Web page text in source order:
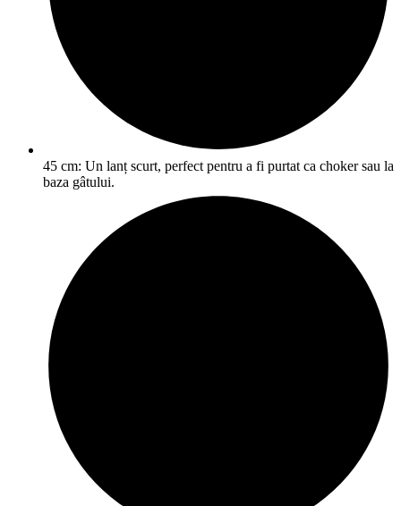
45 cm: Un lanț scurt, perfect pentru a fi purtat ca choker sau la
baza gâtului.